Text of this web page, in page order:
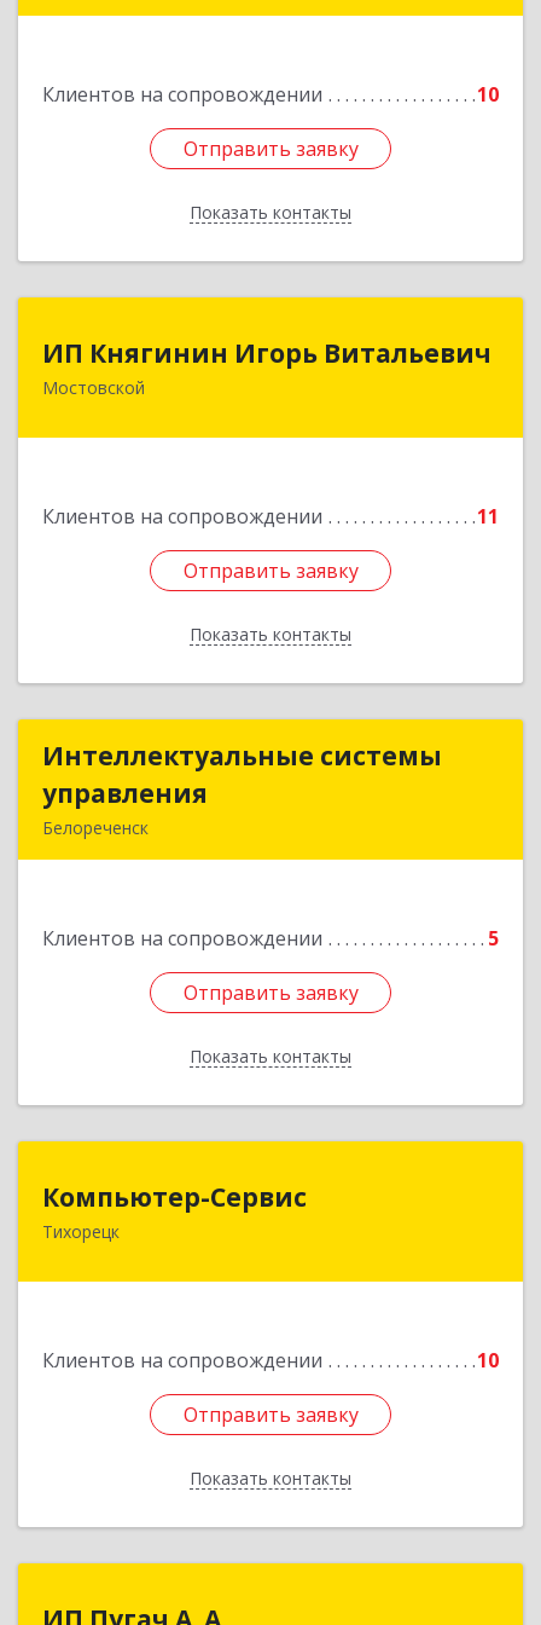
Клиентов на сопровождении 10
Отправить заявку
Показать контакты
Отправить заявку
Назад
ИП Княгинин Игорь Витальевич
Мостовской
Клиентов на сопровождении 11
Отправить заявку
Показать контакты
352570, Краснодарский край, Мостовский р-н,
Отправить заявку
Назад
Интеллектуальные системы
управления
Белореченск
Клиентов на сопровождении 5
Отправить заявку
Показать контакты
Интеллектуальные системы
Подробнее
Отправить заявку
Назад
Компьютер-Сервис
Тихорецк
Клиентов на сопровождении 10
Отправить заявку
Показать контакты
352040, Краснодарский край, Павловский р-н,
Отправить заявку
Назад